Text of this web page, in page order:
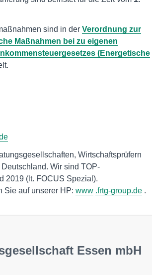
sind in der Verordnung zur
Maßnahmen bei zu eigenen
(Energetische
Wirtschaftsprüfern
Wir sind TOP-
2019 (lt. FOCUS Spezial).
Sie auf unserer HP: www .frtg-group.de .
Essen mbH